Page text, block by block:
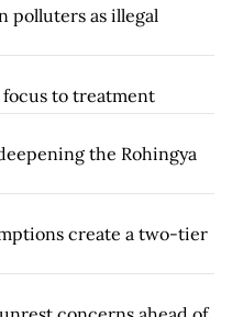
polluters as illegal
to treatment
the Rohingya
create a two-tier